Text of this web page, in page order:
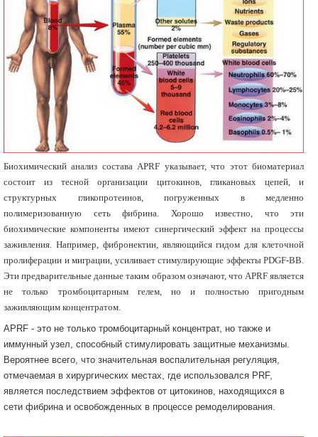
Биохимический анализ состава APRF указывает, что этот биоматериал
состоит из тесной организации цитокинов, гликановых цепей, и
структурных гликопротеинов, погруженных в медленно
полимеризованную сеть фибрина. Хорошо известно, что эти
биохимические компоненты имеют синергический эффект на процессы
заживления. Например, фибронектин, являющийся гидом для клеточной
пролиферации и миграции, усиливает стимулирующие эффекты PDGF-BB.
Эти предварительные данные таким образом означают, что APRF является
не только тромбоцитарным гелем, но и полностью пригодным
заживляющим концентратом.
APRF - это не только тромбоцитарный концентрат, но также и
иммунный узел, способный стимулировать защитные механизмы.
Вероятнее всего, что значительная воспалительная регуляция,
отмечаемая в хирургических местах, где использовался PRF,
является последствием эффектов от цитокинов, находящихся в
сети фибрина и освобожденных в процессе ремоделирования.